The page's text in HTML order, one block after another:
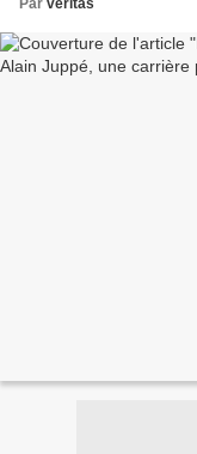
Par veritas